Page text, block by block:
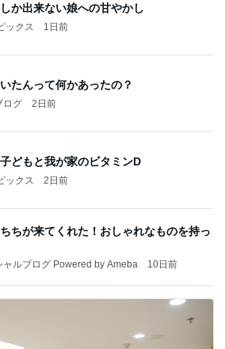
か出来ない娘への甘やかし
ックス 1日前
たんって何かあったの？
ログ 2日前
どもと我が家のビタミンD
ックス 2日前
ちが来てくれた！おしゃれなものを持っ
ャルブログ Powered by Ameba 10日前